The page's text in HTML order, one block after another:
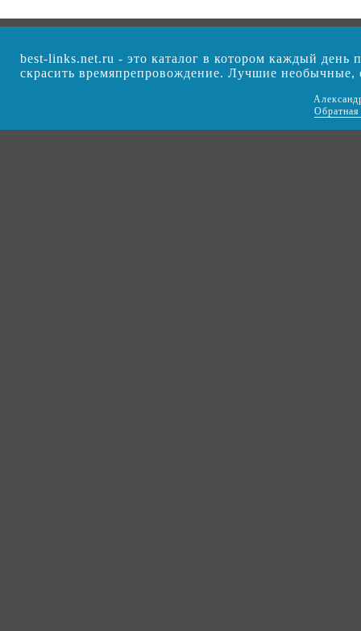
best-links.net.ru - это каталог в котором каждый день
скрасить времяпрепровождение. Лучшие
Обратная